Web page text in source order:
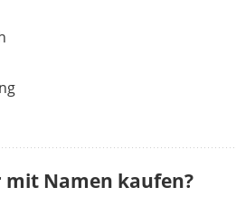
mit Namen kaufen?